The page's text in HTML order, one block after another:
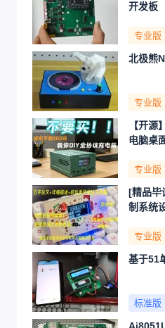
开发板
专业版
北极熊
专业版
【开源
电脑桌
专业版
[精品毕
制系统
专业版
基于51
标准版